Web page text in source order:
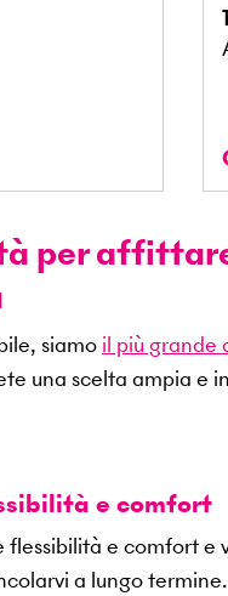
per
siamo il più grande
una scelta ampia e
e comfort
flessibilità e comfort
a lungo